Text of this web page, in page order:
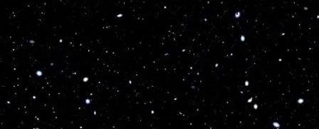
Optimized by Seraphinite Accelerator
Turns on site high speed to be attractive for people and search engines.